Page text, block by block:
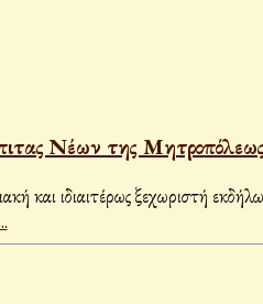
Νέων της Μητροπόλεως
και ιδιαιτέρως ξεχωριστή